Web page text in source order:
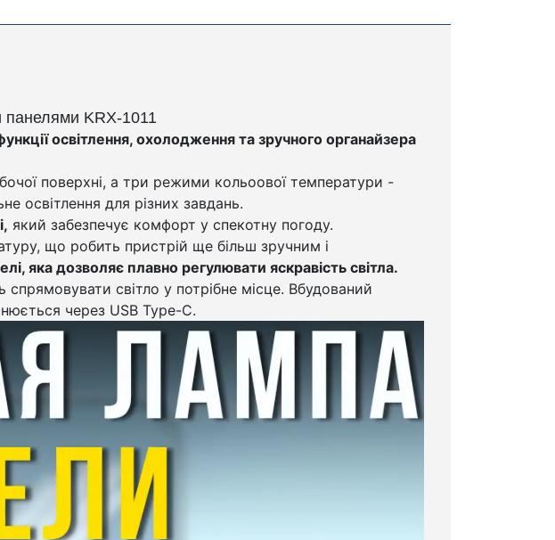
панелями KRX-1011
освітлення, охолодження та зручного органайзера
поверхні, а три режими кольоової температури -
освітлення для різних завдань.
який забезпечує комфорт у спекотну погоду.
що робить пристрій ще більш зручним і
яка дозволяє плавно регулювати яскравість світла.
світло у потрібне місце. Вбудований
через USB Type-C.